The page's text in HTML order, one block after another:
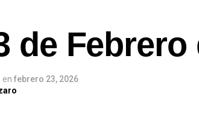
de Febrero
en febrero 23, 2026